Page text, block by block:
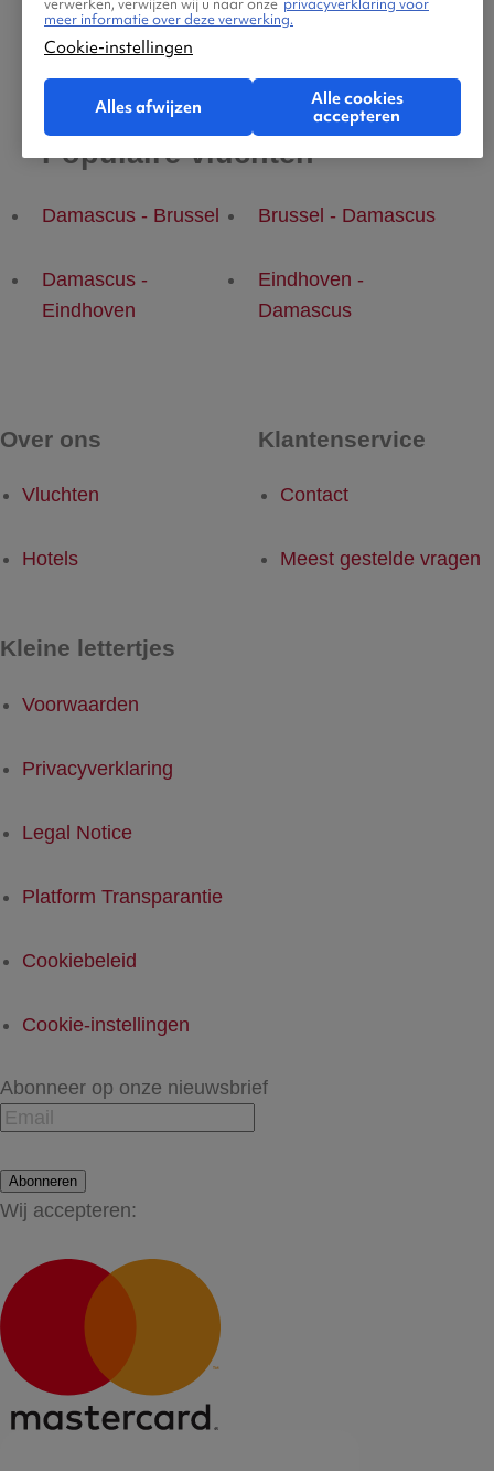
Populaire vluchten
Damascus - Brussel Brussel - Damascus
Damascus -
Eindhoven
Eindhoven -
Damascus
Over ons
Vluchten
Hotels
Klantenservice
Contact
Meest gestelde vragen
Kleine lettertjes
Voorwaarden
Privacyverklaring
Legal Notice
Platform Transparantie
Cookiebeleid
Cookie-instellingen
Abonneer op onze nieuwsbrief
Abonneren
Wij accepteren:
verwerken, verwijzen wij u naar onze privacyverklaring voor
meer informatie over deze verwerking.
Cookie-instellingen
Alles afwijzen
Alle cookies
accepteren